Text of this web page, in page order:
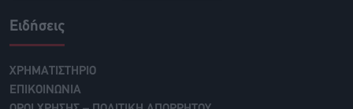
Ειδήσεις
ΧΡΗΜΑΤΙΣΤΗΡΙΟ
ΕΠΙΚΟΙΝΩΝΙΑ